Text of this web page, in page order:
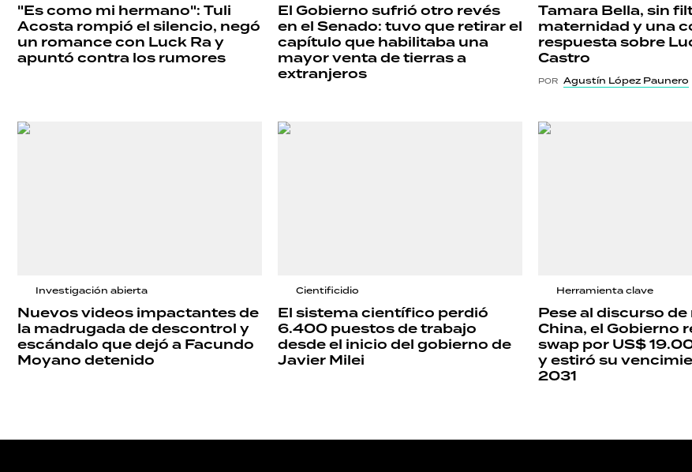
"Es como mi hermano": Tuli
Acosta rompió el silencio, negó
un romance con Luck Ra y
apuntó contra los rumores
El Gobierno sufrió otro revés
en el Senado: tuvo que retirar el
capítulo que habilitaba una
mayor venta de tierras a
extranjeros
Tamara Bella, sin
maternidad y una
respuesta sobre
Castro
POR Agustín López Paunero
Investigación abierta
Nuevos videos impactantes de
la madrugada de descontrol y
escándalo que dejó a Facundo
Moyano detenido
Cientificidio
El sistema científico perdió
6.400 puestos de trabajo
desde el inicio del gobierno de
Javier Milei
Herramienta clave
Pese al discurso
China, el Gobierno
swap por US$
y estiró su
2031